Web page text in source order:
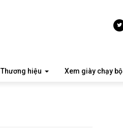
Thương hiệu Xem giày chạy bộ